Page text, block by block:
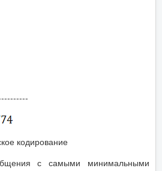
кодирование
с самыми минимальными